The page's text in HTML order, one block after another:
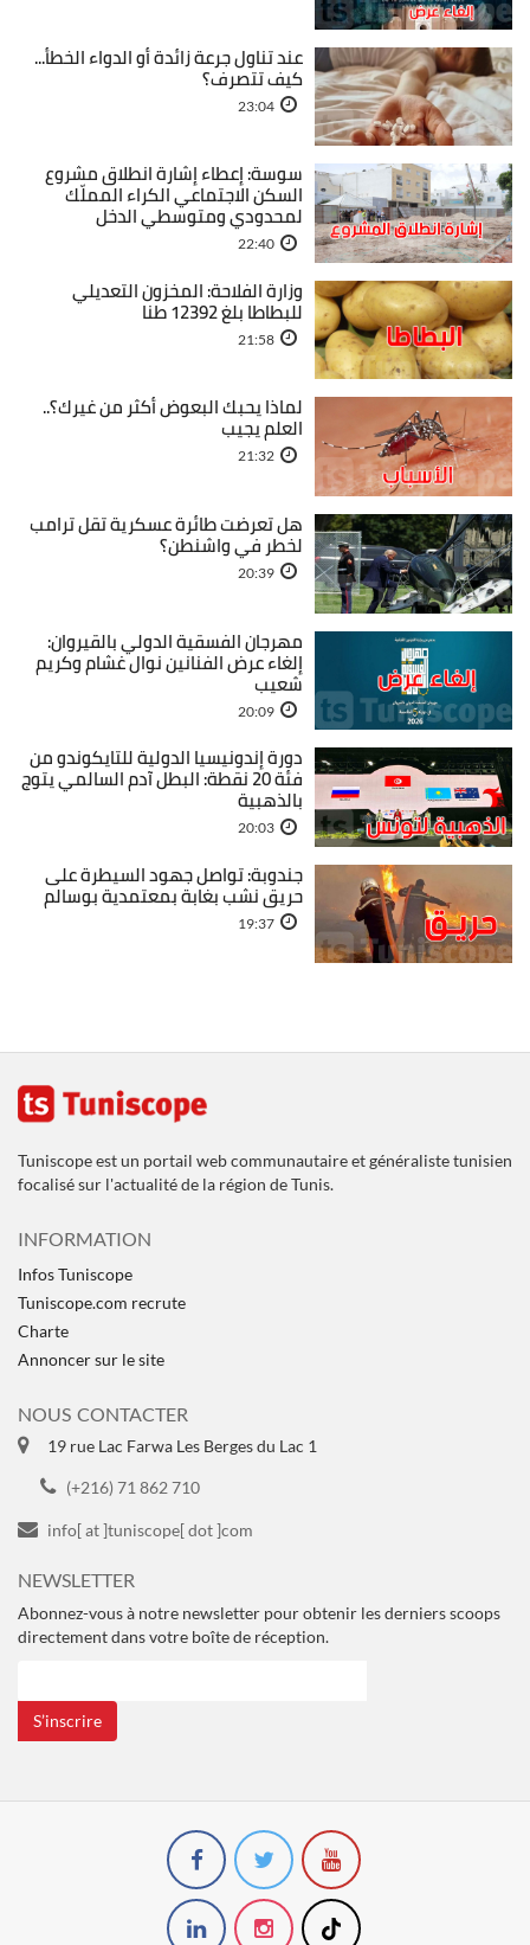
عند تناول جرعة زائدة أو الدواء الخطأ...
كيف تتصرف؟
23:04
سوسة: إعطاء إشارة انطلاق مشروع
السكن الاجتماعي الكراء المملّك
لمحدودي ومتوسطي الدخل
22:40
وزارة الفلاحة: المخزون التعديلي
للبطاطا بلغ 12392 طنا
21:58
لماذا يحبك البعوض أكثر من غيرك؟..
العلم يجيب
21:32
هل تعرضت طائرة عسكرية تقل ترامب
لخطر في واشنطن؟
20:39
مهرجان الفسقية الدولي بالقيروان:
إلغاء عرض الفنانين نوال غشام وكريم
شعيب
20:09
دورة إندونيسيا الدولية للتايكوندو من
فئة 20 نقطة: البطل آدم السالمي يتوج
بالذهبية
20:03
جندوبة: تواصل جهود السيطرة على
حريق نشب بغابة بمعتمدية بوسالم
19:37
Tuniscope est un portail web communautaire et généraliste tunisien
focalisé sur l'actualité de la région de Tunis.
INFORMATION
Infos Tuniscope
Tuniscope.com recrute
Charte
Annoncer sur le site
NOUS CONTACTER
19 rue Lac Farwa Les Berges du Lac 1
(+216) 71 862 710
info[ at ]tuniscope[ dot ]com
NEWSLETTER
Abonnez-vous à notre newsletter pour obtenir les derniers scoops
directement dans votre boîte de réception.
S’inscrire